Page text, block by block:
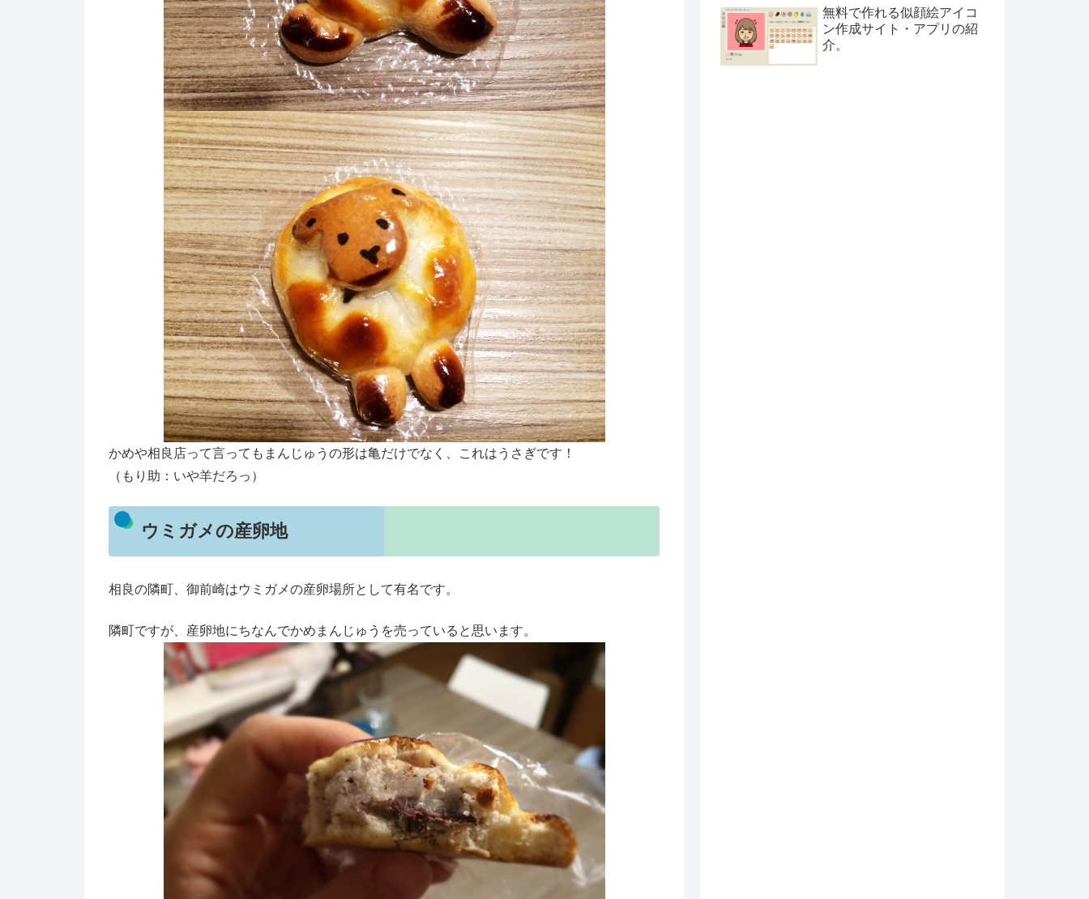
かめや相良店って言ってもまんじゅうの形は亀だけでなく、これはうさぎです！
（もり助：いや羊だろっ）
ウミガメの産卵地
相良の隣町、御前崎はウミガメの産卵場所として有名です。
隣町ですが、産卵地にちなんでかめまんじゅうを売っていると思います。
無料で作れる似顔絵アイコ
ン作成サイト・アプリの紹
介。